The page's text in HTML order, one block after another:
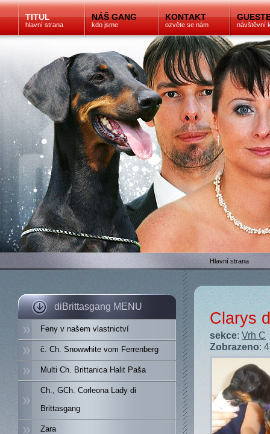
TITUL
hlavní strana
NÁŠ GANG
kdo jsme
KONTAKT
ozvěte se nám návštěvní
diBrittasgang MENU
Feny v našem vlastnictví
č. Ch. Snowwhite vom Ferrenberg
Multi Ch. Brittanica Halit Paša
Ch., GCh. Corleona Lady di
Brittasgang
Zara
Hlavní strana
Clarys
sekce:Vrh C
Zobrazeno: